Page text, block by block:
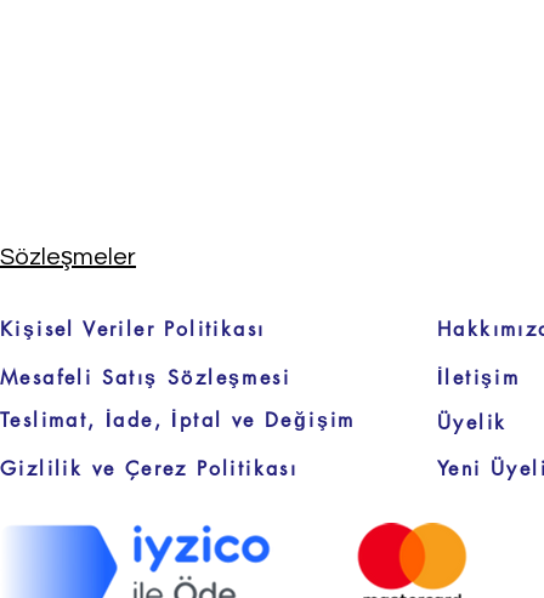
Sözleşmeler
Kişisel Veriler Politikası
Mesafeli Satış Sözleşmesi
Teslimat, İade, İptal ve Değişim
Gizlilik ve Çerez Politikası
İletişim
Üyelik
Yeni